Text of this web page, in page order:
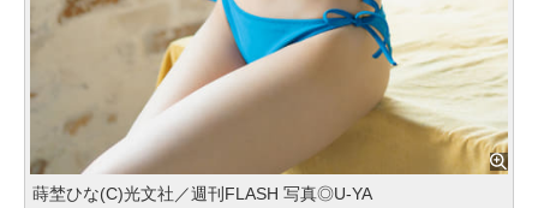
蒔埜ひな(C)光文社／週刊FLASH 写真◎U-YA